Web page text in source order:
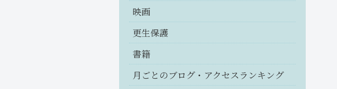
映画
更生保護
書籍
月ごとのブログ・アクセスランキング